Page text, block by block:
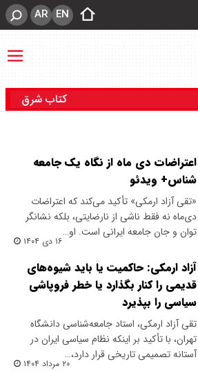
EN
AR
کتاب شرق
اعتراضات دی ماه از نگاه یک جامعه
شناس+ ویدئو
«تقی آزاد ارمکی» تأکید می‌کند که اعتراضات
دی‌ماه نه فقط ناشی از نارضایتی، بلکه نشانگر
توان و جان جامعه ایرانی است. او…
۱۶ دی ۱۴۰۴
آزاد ارمکی: حاکمیت یا باید شیوه‌های
قدیمی را کنار بگذارد یا خطر فروپاشی
سیاسی را بپذیرد
تقی آزاد ارمکی، استاد جامعه‌شناسی دانشگاه
تهران، با تأکید بر اینکه نظام سیاسی ایران در
آستانه تصمیمی تاریخی قرار دارد،…
۲۰ مرداد ۱۴۰۴